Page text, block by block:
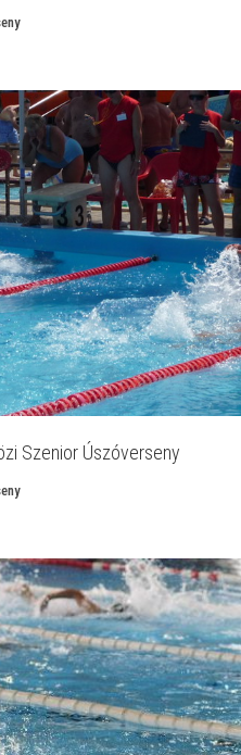
Szenior Úszóverseny